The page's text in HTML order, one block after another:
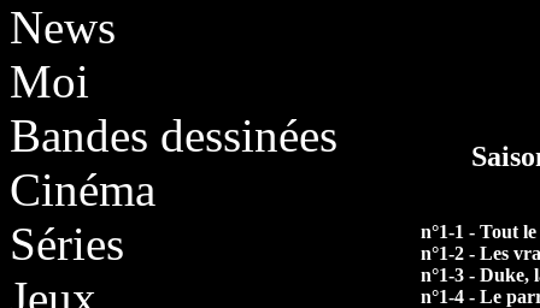
News
Moi
Bandes dessinées
Cinéma
Séries
n°1-1 - Tout
n°1-2 - Les
n°1-3 - Duke,
n°1-4 - Le